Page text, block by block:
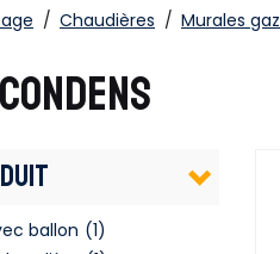
/ Chaudières / Murales
ballon (1)